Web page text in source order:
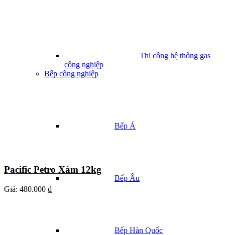
Thi công hệ thống gas
công nghiệp
Bếp công nghiệp
Bếp Á
Bếp Âu
Bếp Hàn Quốc
Pacific Petro Xám 12kg
Giá: 480.000 ₫